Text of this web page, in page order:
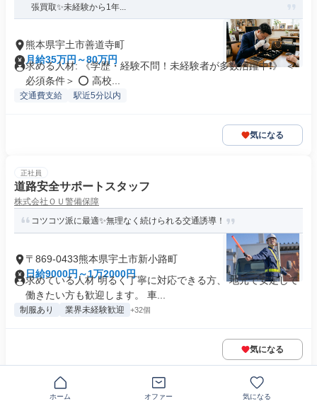
張買取✨未経験から1年...
熊本県宇土市善道寺町
月給35万円～80万円
求める人材: 《学歴・経験不問！未経験者が多数活躍中❗️》 ＜
必須条件＞ ⭕ 高校...
交通費支給 駅近5分以内
気になる
正社員
道路安全サポートスタッフ
株式会社ＯＵ警備保障
コツコツ派に最適✨無理なく続けられる交通誘導！
〒869-0433熊本県宇土市新小路町
日給9000円～1万2000円
求めている人材 明るく丁寧に対応できる方、 地元で安定して
働きたい方も歓迎します。 車...
制服あり 業界未経験歓迎 +32個
気になる
この企業の類似求人を見る
ホーム オファー 気になる